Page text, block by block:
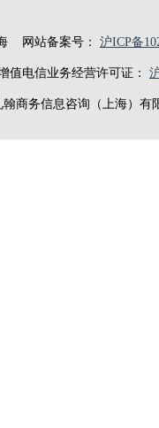
网站备案号： 沪ICP备
值电信业务经营许可证：
翰商务信息咨询（上海）